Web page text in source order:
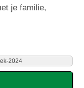
je familie,